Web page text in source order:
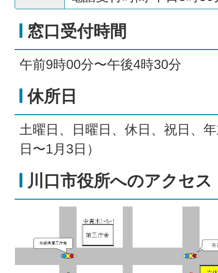
窓口受付時間
午前9時00分〜午後4時30分
休所日
土曜日、日曜日、休日、祝日、
日〜1月3日）
川口市役所へのアクセス